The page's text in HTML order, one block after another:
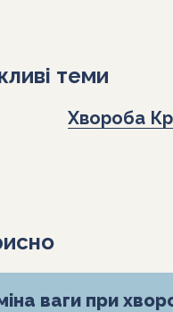
теми
Хвороба
ваги при